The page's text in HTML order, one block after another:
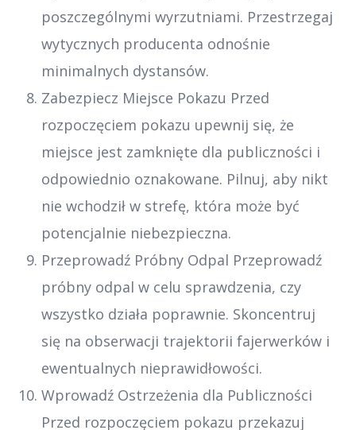
poszczególnymi wyrzutniami. Przestrzegaj
wytycznych producenta odnośnie
minimalnych dystansów.
Zabezpiecz Miejsce Pokazu Przed
rozpoczęciem pokazu upewnij się, że
miejsce jest zamknięte dla publiczności i
odpowiednio oznakowane. Pilnuj, aby nikt
nie wchodził w strefę, która może być
potencjalnie niebezpieczna.
Przeprowadź Próbny Odpal Przeprowadź
próbny odpal w celu sprawdzenia, czy
wszystko działa poprawnie. Skoncentruj
się na obserwacji trajektorii fajerwerków i
ewentualnych nieprawidłowości.
Wprowadź Ostrzeżenia dla Publiczności
Przed rozpoczęciem pokazu przekazuj